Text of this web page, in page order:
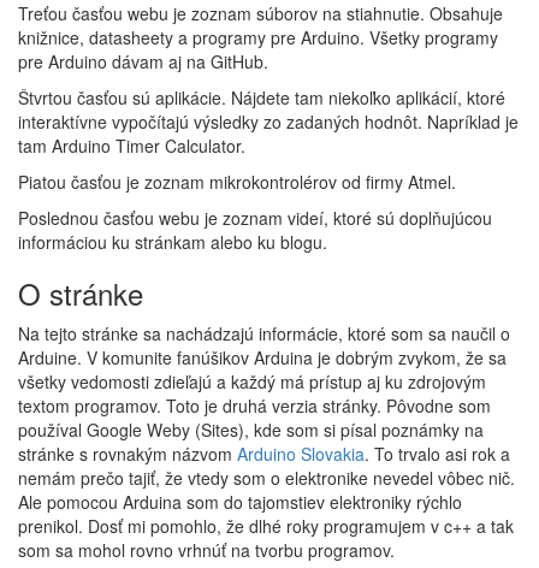
Treťou časťou webu je zoznam súborov na stiahnutie. Obsahuje
knižnice, datasheety a programy pre Arduino. Všetky programy
pre Arduino dávam aj na GitHub.
Štvrtou časťou sú aplikácie. Nájdete tam niekoľko aplikácií, ktoré
interaktívne vypočítajú výsledky zo zadaných hodnôt. Napríklad je
tam Arduino Timer Calculator.
Piatou časťou je zoznam mikrokontrolérov od firmy Atmel.
Poslednou časťou webu je zoznam videí, ktoré sú doplňujúcou
informáciou ku stránkam alebo ku blogu.
O stránke
Na tejto stránke sa nachádzajú informácie, ktoré som sa naučil o
Arduine. V komunite fanúšikov Arduina je dobrým zvykom, že sa
všetky vedomosti zdieľajú a každý má prístup aj ku zdrojovým
textom programov. Toto je druhá verzia stránky. Pôvodne som
používal Google Weby (Sites), kde som si písal poznámky na
stránke s rovnakým názvom Arduino Slovakia. To trvalo asi rok a
nemám prečo tajiť, že vtedy som o elektronike nevedel vôbec nič.
Ale pomocou Arduina som do tajomstiev elektroniky rýchlo
prenikol. Dosť mi pomohlo, že dlhé roky programujem v c++ a tak
som sa mohol rovno vrhnúť na tvorbu programov.